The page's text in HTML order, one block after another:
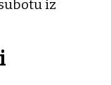
iz